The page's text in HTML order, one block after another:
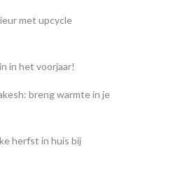
met upcycle
in het voorjaar!
breng warmte in je
herfst in huis bij